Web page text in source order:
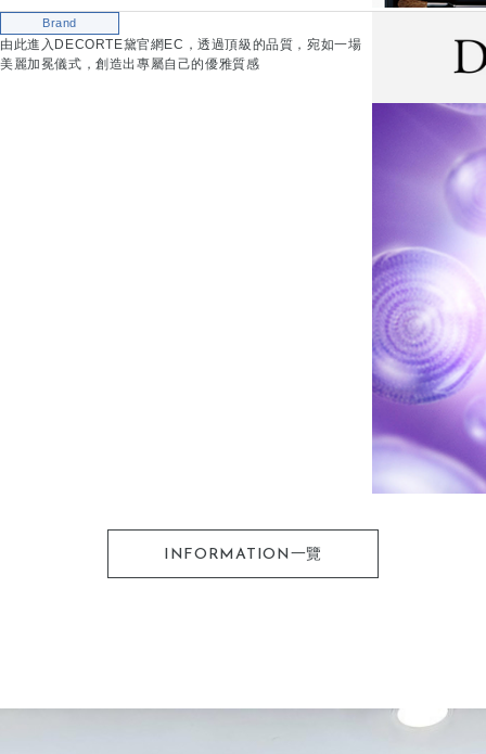
Brand
由此進入DECORTE黛官網EC，透過頂級的品質，宛如一場
美麗加冕儀式，創造出專屬自己的優雅質感
INFORMATION一覽